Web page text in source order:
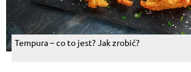
Tempura – co to jest? Jak zrobić?